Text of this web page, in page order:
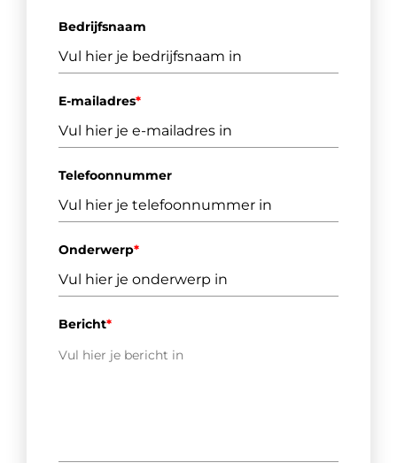
Bedrijfsnaam
E-mailadres*
Telefoonnummer
Onderwerp*
Bericht*